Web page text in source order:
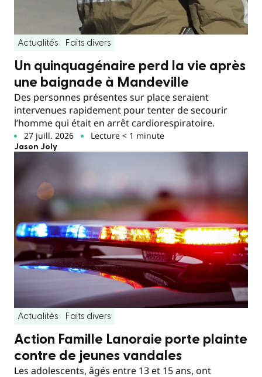
Actualités Faits divers
Un quinquagénaire perd la vie après
une baignade à Mandeville
Des personnes présentes sur place seraient
intervenues rapidement pour tenter de secourir
l’homme qui était en arrêt cardiorespiratoire.
27 juill. 2026 Lecture < 1 minute
Jason Joly
Actualités Faits divers
Action Famille Lanoraie porte plainte
contre de jeunes vandales
Les adolescents, âgés entre 13 et 15 ans, ont